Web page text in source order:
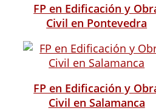
FP en Edificación y
Civil en Pontevedra
FP en Edificación y
Civil en Salamanca